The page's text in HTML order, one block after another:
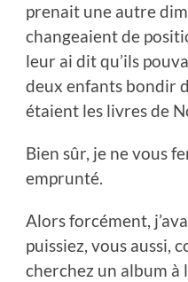
prenait une autre
changeaient de
leur ai dit qu’ils
deux enfants bondir
étaient les livres de
Bien sûr, je ne vous
emprunté.
Alors forcément,
puissiez, vous aussi,
cherchez un album à